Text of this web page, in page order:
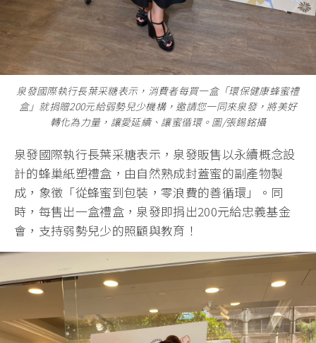
泉發國際執行長葉采糖表示，消費者每買一盒「環保健康蜂蜜禮
盒」就捐贈200元給弱勢兒少機構，邀請您一同來泉發，將美好
轉化為力量，讓愛延續、讓蜜循環。圖/張錫銘攝
泉發國際執行長葉采糖表示，泉發販售以永續概念設
計的蜂巢紙塑禮盒，由自然熟成封蓋蜜的副產物製
成，象徵「從蜂蜜到包裝，零浪費的善循環」。同
時，每售出一盒禮盒，泉發即捐出200元給忠義基金
會，支持弱勢兒少的照顧與教育！